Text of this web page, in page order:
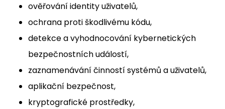
ověřování identity uživatelů,
ochrana proti škodlivému kódu,
detekce a vyhodnocování kybernetických
bezpečnostních událostí,
zaznamenávání činností systémů a uživatelů,
aplikační bezpečnost,
kryptografické prostředky,